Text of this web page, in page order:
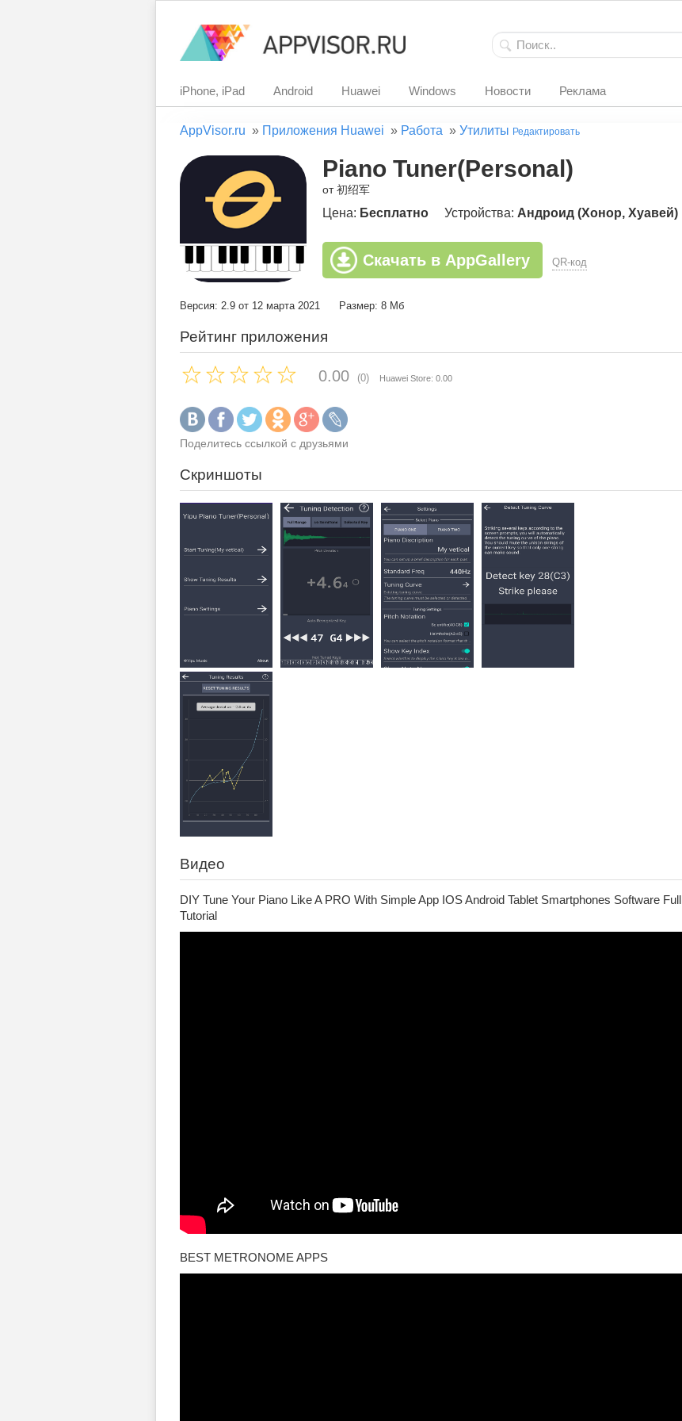
iPhone, iPad Android Huawei Windows Новости Реклама
AppVisor.ru » Приложения Huawei » Работа » Утилиты Редактировать
Piano Tuner(Personal)
от 初绍军
Цена: Бесплатно Устройства: Андроид (Хонор, Хуавей)
Скачать в AppGallery QR-код
Версия: 2.9 от 12 марта 2021 Размер: 8 Мб
Рейтинг приложения
0.00 (0) Huawei Store: 0.00
Поделитесь ссылкой с друзьями
Скриншоты
Видео
DIY Tune Your Piano Like A PRO With Simple App IOS Android Tablet Smartphones Software Full
Tutorial
BEST METRONOME APPS